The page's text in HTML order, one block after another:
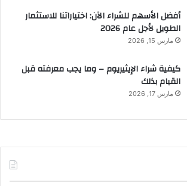
أفضل الأسهم للشراء الآن: اختياراتنا للاستثمار
الطويل لأجل عام 2026
مارس 15, 2026
كيفية شراء الإيثيريوم – وما يجب معرفته قبل
القيام بذلك
مارس 17, 2026